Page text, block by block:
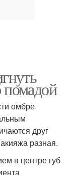
помадой
омбре
друг
разная.
в центре губ